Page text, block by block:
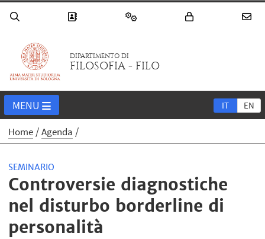
DIPARTIMENTO DI
FILOSOFIA - FILO
IT EN
MENU
Home Agenda
SEMINARIO
Controversie diagnostiche
nel disturbo borderline di
personalità